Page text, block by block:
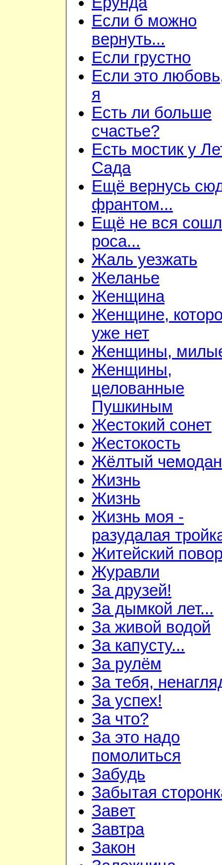
Если б можно
вернуть...
Если грустно
Если это
я
Есть ли больше
счастье?
Есть мостик у
Сада
Ещё вернусь
франтом...
Ещё не вся
роса...
Жаль уезжать
Желанье
Женщина
Женщине,
уже нет
Женщины,
Женщины,
целованные
Пушкиным
Жестокий сонет
Жестокость
Жёлтый
Жизнь
Жизнь
Жизнь моя -
разудалая
Житейский
Журавли
За друзей!
За дымкой лет...
За живой водой
За капусту...
За рулём
За тебя,
За успех!
За что?
За это надо
помолиться
Забудь
Забытая
Завет
Завтра
Закон